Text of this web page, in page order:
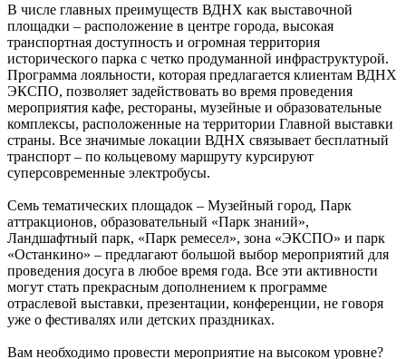
В числе главных преимуществ ВДНХ как выставочной
площадки – расположение в центре города, высокая
транспортная доступность и огромная территория
исторического парка с четко продуманной инфраструктурой.
Программа лояльности, которая предлагается клиентам ВДНХ
ЭКСПО, позволяет задействовать во время проведения
мероприятия кафе, рестораны, музейные и образовательные
комплексы, расположенные на территории Главной выставки
страны. Все значимые локации ВДНХ связывает бесплатный
транспорт – по кольцевому маршруту курсируют
суперсовременные электробусы.
Семь тематических площадок – Музейный город, Парк
аттракционов, образовательный «Парк знаний»,
Ландшафтный парк, «Парк ремесел», зона «ЭКСПО» и парк
«Останкино» – предлагают большой выбор мероприятий для
проведения досуга в любое время года. Все эти активности
могут стать прекрасным дополнением к программе
отраслевой выставки, презентации, конференции, не говоря
уже о фестивалях или детских праздниках.
Вам необходимо провести мероприятие на высоком уровне?